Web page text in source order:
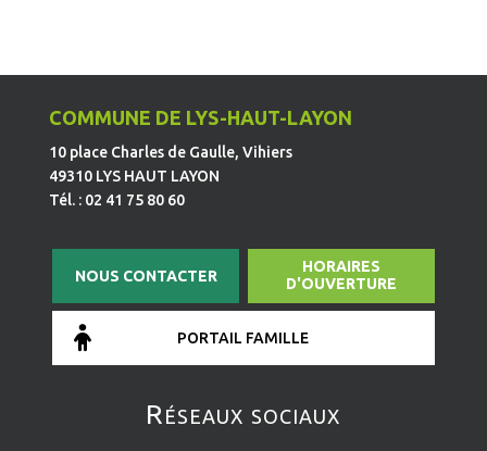
COMMUNE DE LYS-HAUT-LAYON
10 place Charles de Gaulle, Vihiers
49310 LYS HAUT LAYON
Tél. : 02 41 75 80 60
NOUS CONTACTER
HORAIRES
D'OUVERTURE
PORTAIL FAMILLE
Réseaux sociaux